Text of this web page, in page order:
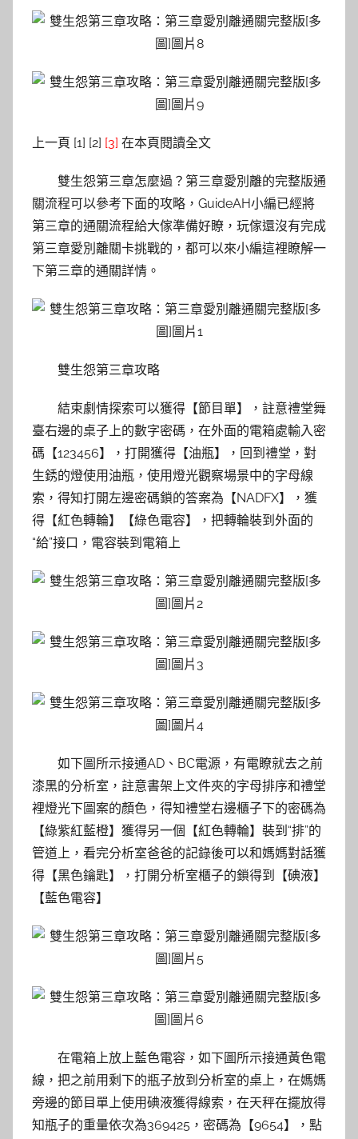
上一頁 [1] [2] [3] 在本頁閱讀全文
雙生怨第三章怎麼過？第三章愛別離的完整版通
關流程可以參考下面的攻略，GuideAH小編已經將
第三章的通關流程給大傢準備好瞭，玩傢還沒有完成
第三章愛別離關卡挑戰的，都可以來小編這裡瞭解一
下第三章的通關詳情。
雙生怨第三章攻略
結束劇情探索可以獲得【節目單】，註意禮堂舞
臺右邊的桌子上的數字密碼，在外面的電箱處輸入密
碼【123456】，打開獲得【油瓶】，回到禮堂，對
生銹的燈使用油瓶，使用燈光觀察場景中的字母線
索，得知打開左邊密碼鎖的答案為【NADFX】，獲
得【紅色轉輪】【綠色電容】，把轉輪裝到外面的
“給”接口，電容裝到電箱上
如下圖所示接通AD、BC電源，有電瞭就去之前
漆黑的分析室，註意書架上文件夾的字母排序和禮堂
裡燈光下圖案的顏色，得知禮堂右邊櫃子下的密碼為
【綠紫紅藍橙】獲得另一個【紅色轉輪】裝到“排”的
管道上，看完分析室爸爸的記錄後可以和媽媽對話獲
得【黑色鑰匙】，打開分析室櫃子的鎖得到【碘液】
【藍色電容】
在電箱上放上藍色電容，如下圖所示接通黃色電
線，把之前用剩下的瓶子放到分析室的桌上，在媽媽
旁邊的節目單上使用碘液獲得線索，在天秤在擺放得
知瓶子的重量依次為369425，密碼為【9654】，點